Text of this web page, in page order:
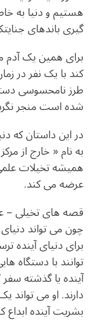
هستیم و دنیا به
گیری باندهای
برای همین یک
کند با یک نفر در
طرز نامحسوسی
شده است منجر
در این داستان که
همیشه تخیلات
عرضه می کند.
قصه های تخیلی –
چون می تواند
برای دنیای آینده
توانند با دستگاه
آینده یا گذشته
دارند. او می
بشریت آینده ابداع